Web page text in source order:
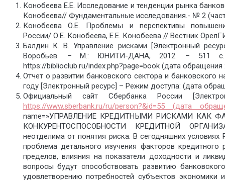
Конобеева Е.Е. Исследование и тенденции рынка
Конобеева// Фундаментальные исследования.- № 2
Конобеева О.Е. Проблемы и перспективы
России/ О.Е. Конобеева, Е.Е. Конобеева // Вестник
Балдин К. В. Управление рисками [Электронный
Воробьев. – М.: ЮНИТИ-ДАНА, 2012. – 511 с.
https://biblioclub.ru/index.php?page=book (дата обращения
Отчет о развитии банковского сектора и
году [Электронный ресурс] – Режим доступа: (дата
Официальный сайт Сбербанка России
https://www.sberbank.ru/ru/person?&id=55 (дата
name=»УПРАВЛЕНИЕ КРЕДИТНЫМИ РИСКАМИ КАК
КОНКУРЕНТОСПОСОБНОСТИ КРЕДИТНОЙ
неотделима от понятия риска. В сегодняшних условиях
проблема детального изучения факторов
пределов, влияния на показатели доходности и
вопросы будут способствовать развитию
удовлетворению потребностей субъектов экономики